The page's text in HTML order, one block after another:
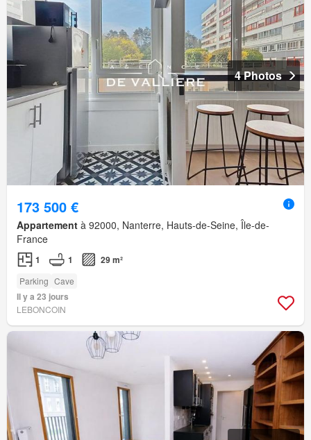
4 Photos
173 500 €
Appartement à 92000, Nanterre, Hauts-de-Seine, Île-de-
France
1 1 29 m²
Parking Cave
Il y a 23 jours
LEBONCOIN